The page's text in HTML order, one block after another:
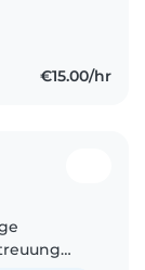
€15.00/hr